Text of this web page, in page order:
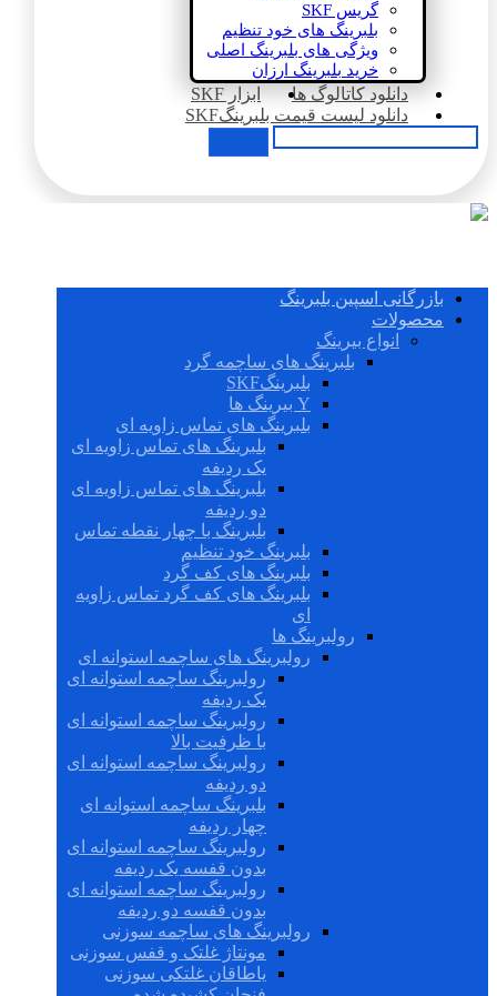
گریس SKF
بلبرینگ های خود تنظیم
ویژگی های بلبرینگ اصلی
خرید بلبرینگ ارزان
دانلود کاتالوگ ها
ابزار SKF
دانلود لیست قیمت بلبرینگSKF
بازرگانی اسپین بلبرینگ
محصولات
انواع بیرینگ
بلبرینگ های ساچمه گرد
بلبرینگSKF
Y بیرینگ ها
بلبرینگ های تماس زاویه ای
بلبرینگ های تماس زاویه ای
یک ردیفه
بلبرینگ های تماس زاویه ای
دو ردیفه
بلبرینگ با چهار نقطه تماس
بلبرینگ خود تنظیم
بلبرینگ های کف گرد
بلبرینگ های کف گرد تماس زاویه
ای
رولبرینگ ها
رولبرینگ های ساچمه استوانه ای
رولبرینگ ساچمه استوانه ای
یک ردیفه
رولبرینگ ساچمه استوانه ای
با ظرفیت بالا
رولبرینگ ساچمه استوانه ای
دو ردیفه
بلبرینگ ساچمه استوانه ای
چهار ردیفه
رولبرینگ ساچمه استوانه ای
بدون قفسه یک ردیفه
رولبرینگ ساچمه استوانه ای
بدون قفسه دو ردیفه
رولبرینگ های ساچمه سوزنی
مونتاژ غلتک و قفس سوزنی
یاطاقان غلتکی سوزنی